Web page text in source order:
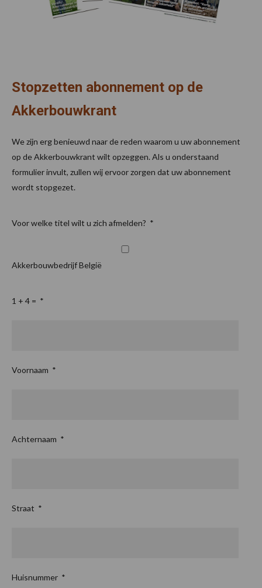
Stopzetten abonnement op de
Akkerbouwkrant
We zijn erg benieuwd naar de reden waarom u uw abonnement
op de Akkerbouwkrant wilt opzeggen. Als u onderstaand
formulier invult, zullen wij ervoor zorgen dat uw abonnement
wordt stopgezet.
Voor welke titel wilt u zich afmelden? *
Akkerbouwbedrijf België
1 + 4 = *
Voornaam *
Achternaam *
Straat *
Huisnummer *